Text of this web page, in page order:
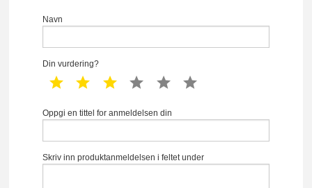
Navn
Din vurdering?
1 star 2 star 3 star 4 star 5 star
Oppgi en tittel for anmeldelsen din
Skriv inn produktanmeldelsen i feltet under